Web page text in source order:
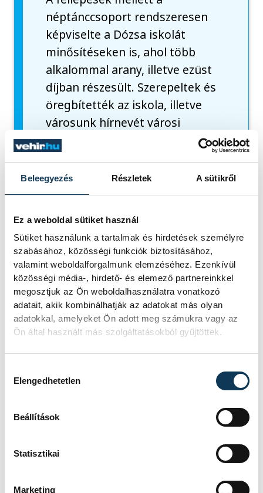
Beleegyezés Részletek A sütikről
Ez a weboldal sütiket használ
Sütiket használunk a tartalmak és hirdetések személyre
szabásához, közösségi funkciók biztosításához,
valamint weboldalforgalmunk elemzéséhez. Ezenkívül
közösségi média-, hirdető- és elemező partnereinkkel
megosztjuk az Ön weboldalhasználatra vonatkozó
adatait, akik kombinálhatják az adatokat más olyan
adatokkal, amelyeket Ön adott meg számukra vagy az
Ön által használt más szolgáltatásokból gyűjtöttek.
Elengedhetetlen
Beállítások
Statisztikai
Marketing
néptánccsoport rendszeresen
képviselte a Dózsa iskolát
minősítéseken is, ahol több
alkalommal arany, illetve ezüst
díjban részesült. Szerepeltek és
öregbítették az iskola, illetve
városunk hírnevét városi
rendezvényeken, illetve
Ausztriában, Németországban
és Lengyelországban is.
Céltudatosan építette fel
gyerekeket. Kivívta kollégái
szeretetét és bizalmát,
példamutató munkássága
elismeréseként Dózsa-díjban
részesült.
Nyugállományba vonulása után
is az iskolai élet szereplője
néptánccsoportot és az
nemzetiségi kultúra átadására
pillanatra sem hagyta magára.